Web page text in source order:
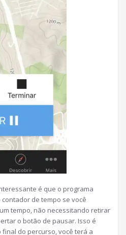
é que o programa
de tempo se você
tempo, não necessitando retirar
o botão de pausar. Isso é
do percurso, você terá a